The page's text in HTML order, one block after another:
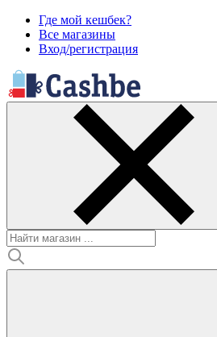
Где мой кешбек?
Все магазины
Вход/регистрация